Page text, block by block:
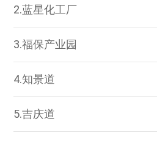
2.蓝星化工厂
3.福保产业园
4.知景道
5.吉庆道